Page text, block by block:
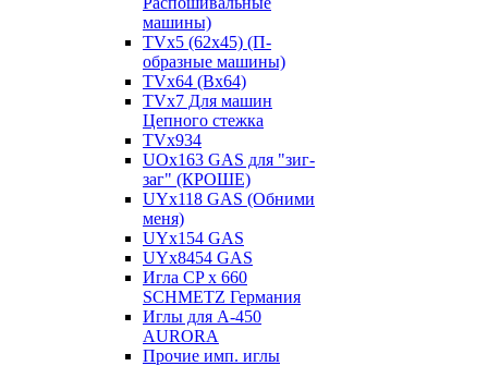
машины)
TVх5 (62х45) (П-
образные машины)
TVх64 (Вх64)
TVх7 Для машин
Цепного стежка
TVх934
UOx163 GAS для "зиг-
заг" (КРОШЕ)
UYx118 GAS (Обними
меня)
UYx154 GAS
UYx8454 GAS
Игла CP х 660
SCHMETZ Германия
Иглы для А-450
AURORA
Прочие имп. иглы